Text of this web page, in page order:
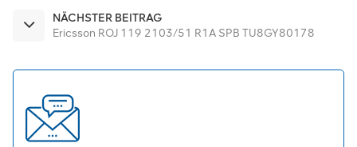
NÄCHSTER BEITRAG
Ericsson ROJ 119 2103/51 R1A SPB TU8GY80178